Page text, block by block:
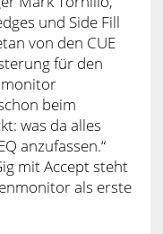
und Side Fill
von den CUE
für den
beim
was da alles
anzufassen.“
mit Accept steht
als erste